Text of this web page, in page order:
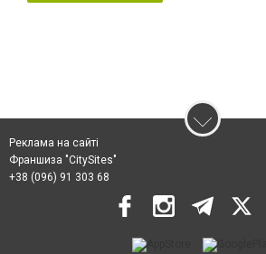
Реклама на сайті
Франшиза "CitySites"
+38 (096) 91 303 68